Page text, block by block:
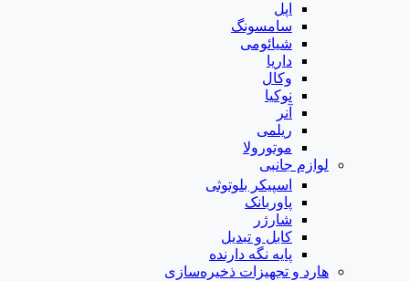
اپل
سامسونگ
شیائومی
داریا
وکال
نوکیا
آنر
ریلمی
موتورولا
لوازم جانبی
اسپیکر بلوتوثی
پاوربانک
شارژر
کابل و تبدیل
پایه نگه دارنده
هارد و تجهیزات ذخیره‌سازی